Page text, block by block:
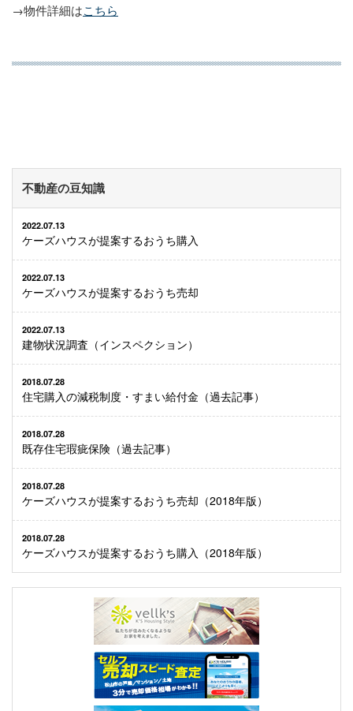
→物件詳細はこちら
不動産の豆知識
2022.07.13
ケーズハウスが提案するおうち購入
2022.07.13
ケーズハウスが提案するおうち売却
2022.07.13
建物状況調査（インスペクション）
2018.07.28
住宅購入の減税制度・すまい給付金（過去記事）
2018.07.28
既存住宅瑕疵保険（過去記事）
2018.07.28
ケーズハウスが提案するおうち売却（2018年版）
2018.07.28
ケーズハウスが提案するおうち購入（2018年版）